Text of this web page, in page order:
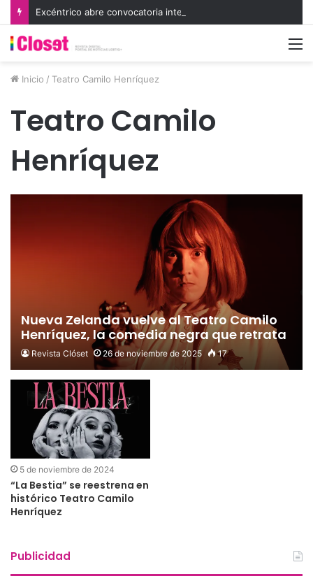
Inicio / Teatro Camilo Henríquez
Teatro Camilo
Henríquez
Nueva Zelanda vuelve al Teatro Camilo
Henríquez, la comedia negra que retrata
a una generación al borde del derrumbe
Revista Clóset 26 de noviembre de 2025 17
5 de noviembre de 2024
“La Bestia” se reestrena en
histórico Teatro Camilo
Henríquez
Publicidad